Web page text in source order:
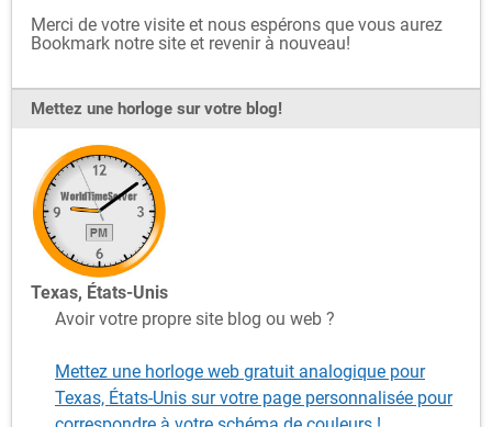
Merci de votre visite et nous espérons que vous aurez
Bookmark notre site et revenir à nouveau!
Mettez une horloge sur votre blog!
Texas, États-Unis
Avoir votre propre site blog ou web ?
Mettez une horloge web gratuit analogique pour
Texas, États-Unis sur votre page personnalisée pour